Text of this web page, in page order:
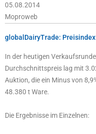
05.08.2014
Moproweb
globalDairyTrade: Preisindex
In der heutigen
Durchschnittspreis lag mit
Auktion, die ein Minus von
48.380 t Ware.
Die Ergebnisse im Einzelnen: